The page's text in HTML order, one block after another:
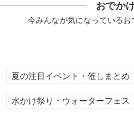
おでか
今みんなが気になっているお
夏の注目イベント・催しまとめ
水かけ祭り・ウォーターフェス